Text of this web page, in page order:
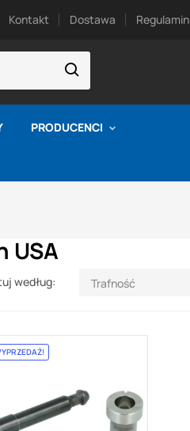
Kontakt Dostawa Regulamin
PRODUCENCI
USA
według: Trafność